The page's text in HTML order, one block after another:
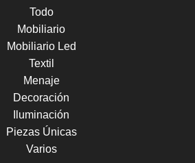
Todo
Mobiliario
Mobiliario Led
Textil
Menaje
Decoración
Iluminación
Piezas Únicas
Varios